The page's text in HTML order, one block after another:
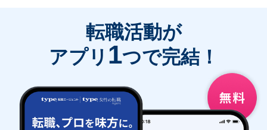
転職活動が
アプリ 1つで完結！